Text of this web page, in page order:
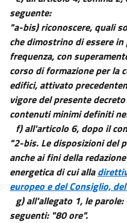
seguente:
"a-bis) riconoscere, quali
che dimostrino di essere
frequenza, con
corso di formazione per la
edifici, attivato
vigore del presente
contenuti minimi definiti
f) all'articolo 6, dopo il
"2-bis. Le disposizioni del
anche ai fini della
energetica di cui alla
europeo e del Consiglio,
g) all'allegato 1, le
seguenti: "80 ore".